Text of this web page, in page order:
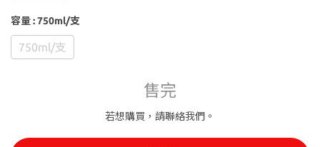
容量: 750ml/支
750ml/支
售完
若想購買，請聯絡我們。